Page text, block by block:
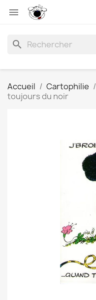

search
Accueil Cartophilie
toujours du noir